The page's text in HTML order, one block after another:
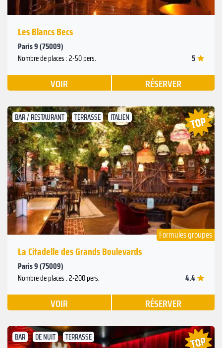
Les Blancs Becs
Paris 9 (75009)
Nombre de places : 2-50 pers. 5
VOIR RÉSERVER
BAR / RESTAURANT TERRASSE ITALIEN
Précédent
Suivant
Formules groupes
La Citadelle des Grands Boulevards
Paris 9 (75009)
Nombre de places : 2-200 pers. 4.4
VOIR RÉSERVER
BAR DE NUIT TERRASSE